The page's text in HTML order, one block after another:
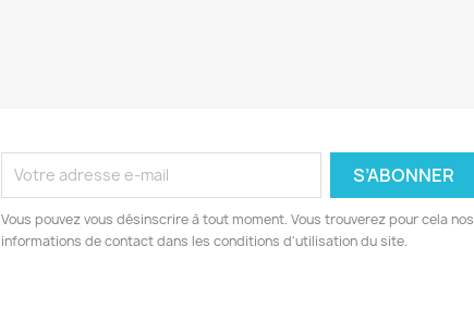
Vous pouvez vous désinscrire à tout moment. Vous trouverez pour cela nos
informations de contact dans les conditions d'utilisation du site.